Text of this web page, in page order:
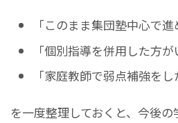
「このまま集団塾中心で進
「個別指導を併用した方が
「家庭教師で弱点補強をし
を一度整理しておくと、今後